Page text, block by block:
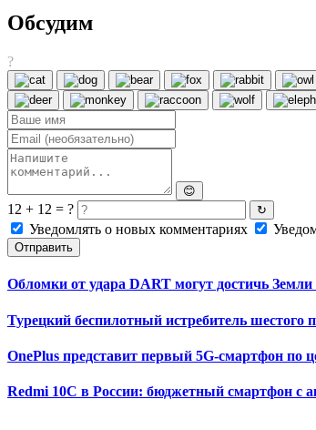
Обсудим
?
😊
12 + 12 = ? ↻
Уведомлять о новых комментариях
Отправить
Обломки от удара DART могут достичь
Турецкий беспилотный истребитель
OnePlus представит первый 5G-смартфон по
Redmi 10C в России: бюджетный смартфон с